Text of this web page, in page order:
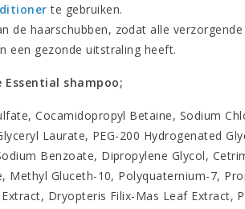
te gebruiken.
de haarschubben, zodat alle
een gezonde uitstraling heeft.
Essential shampoo;
Cocamidopropyl Betaine, Sodium
Laurate, PEG-200 Hydrogenated
Benzoate, Dipropylene Glycol,
Methyl Gluceth-10, Polyquaternium-7,
Dryopteris Filix-Mas Leaf Extract,